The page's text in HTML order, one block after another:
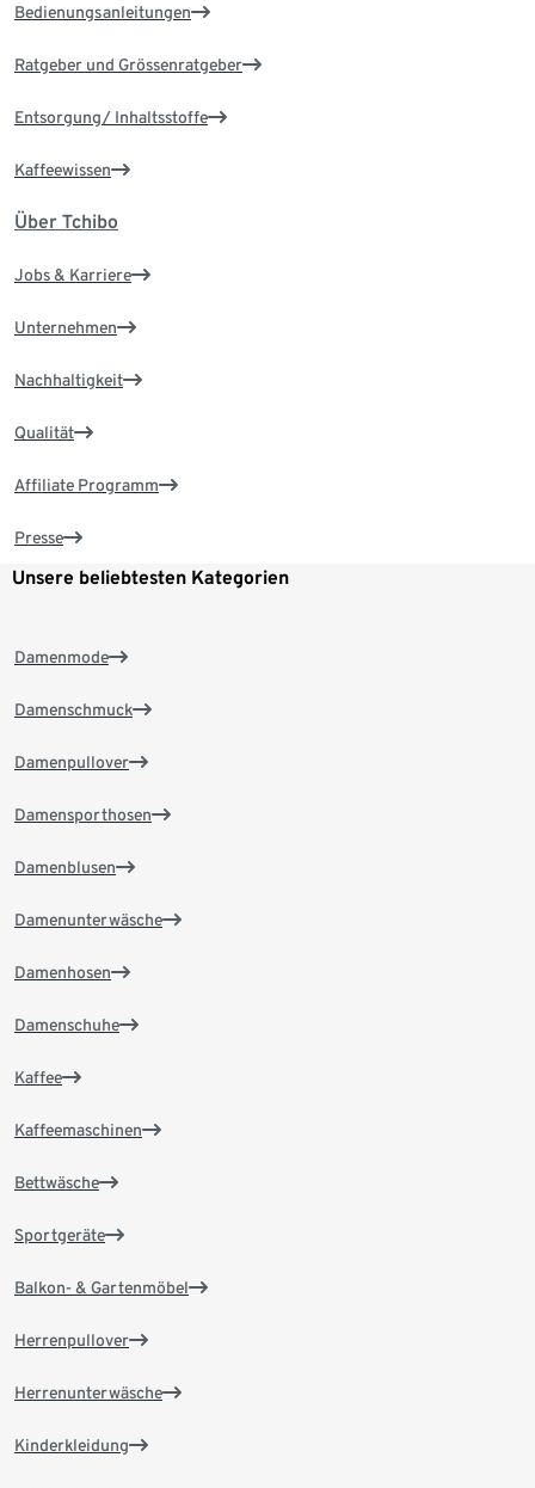
Bedienungsanleitungen
Ratgeber und Grössenratgeber
Entsorgung/ Inhaltsstoffe
Kaffeewissen
Über Tchibo
Jobs & Karriere
Unternehmen
Nachhaltigkeit
Qualität
Affiliate Programm
Presse
Unsere beliebtesten Kategorien
Damenmode
Damenschmuck
Damenpullover
Damensporthosen
Damenblusen
Damenunterwäsche
Damenhosen
Damenschuhe
Kaffee
Kaffeemaschinen
Bettwäsche
Sportgeräte
Balkon- & Gartenmöbel
Herrenpullover
Herrenunterwäsche
Kinderkleidung